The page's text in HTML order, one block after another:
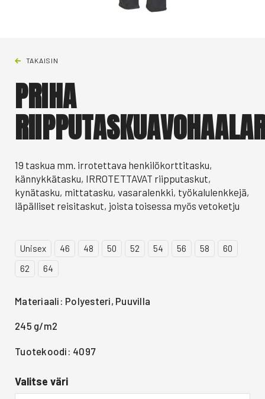
TAKAISIN
PRIHA
19 taskua mm. irrotettava henkilökorttitasku,
kännykkätasku, IRROTETTAVAT riipputaskut,
kynätasku, mittatasku, vasaralenkki, työkalulenkkejä,
läpälliset reisitaskut, joista toisessa myös vetoketju
Unisex 46 48 50 52 54 56 58
60
62
64
Materiaali: Polyesteri, Puuvilla
245 g/m2
Tuotekoodi: 4097
Valitse väri